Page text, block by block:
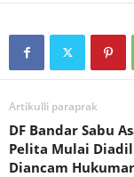
Artikulli paraprak
DF Bandar Sabu
Pelita Mulai
Diancam